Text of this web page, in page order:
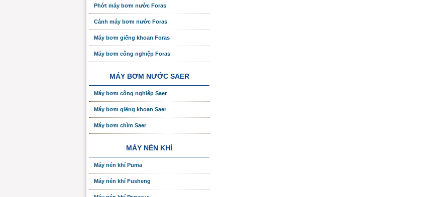
Phớt máy bơm nước Foras
Cánh máy bơm nước Foras
Máy bơm giếng khoan Foras
Máy bơm công nghiệp Foras
MÁY BƠM NƯỚC SAER
Máy bơm công nghiệp Saer
Máy bơm giếng khoan Saer
Máy bơm chìm Saer
MÁY NÉN KHÍ
Máy nén khí Puma
Máy nén khí Fusheng